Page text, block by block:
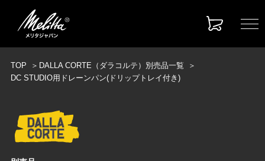
TOP
DALLA CORTE（ダラコルテ）別売品一覧
DC STUDIO用ドレーンパン(ドリップトレイ付き)